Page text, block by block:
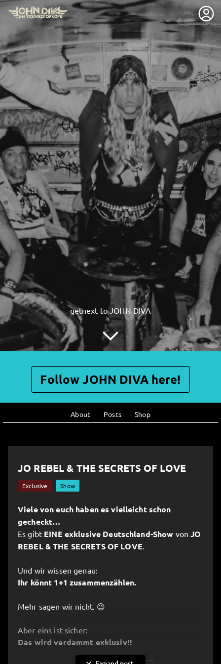
getnext to JOHN DIVA
Follow JOHN DIVA here!
About Posts Shop
JO REBEL & THE SECRETS OF LOVE
Exclusive Show
Viele von euch haben es vielleicht schon
gecheckt…
Es gibt EINE exklusive Deutschland-Show vonJO
REBEL & THE SECRETS OF LOVE.
Und wir wissen genau:
Ihr könnt 1+1 zusammenzählen.
Mehr sagen wir nicht. 😉
Aber eins ist sicher:
Das wird verdammt exklusiv!!